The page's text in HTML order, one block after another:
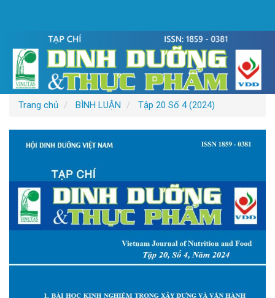
dung
chính
Thanh
bên
Trang chủ
BÌNH LUẬN Tập 20 Số 4 (2024)
Thanh
bài
viết